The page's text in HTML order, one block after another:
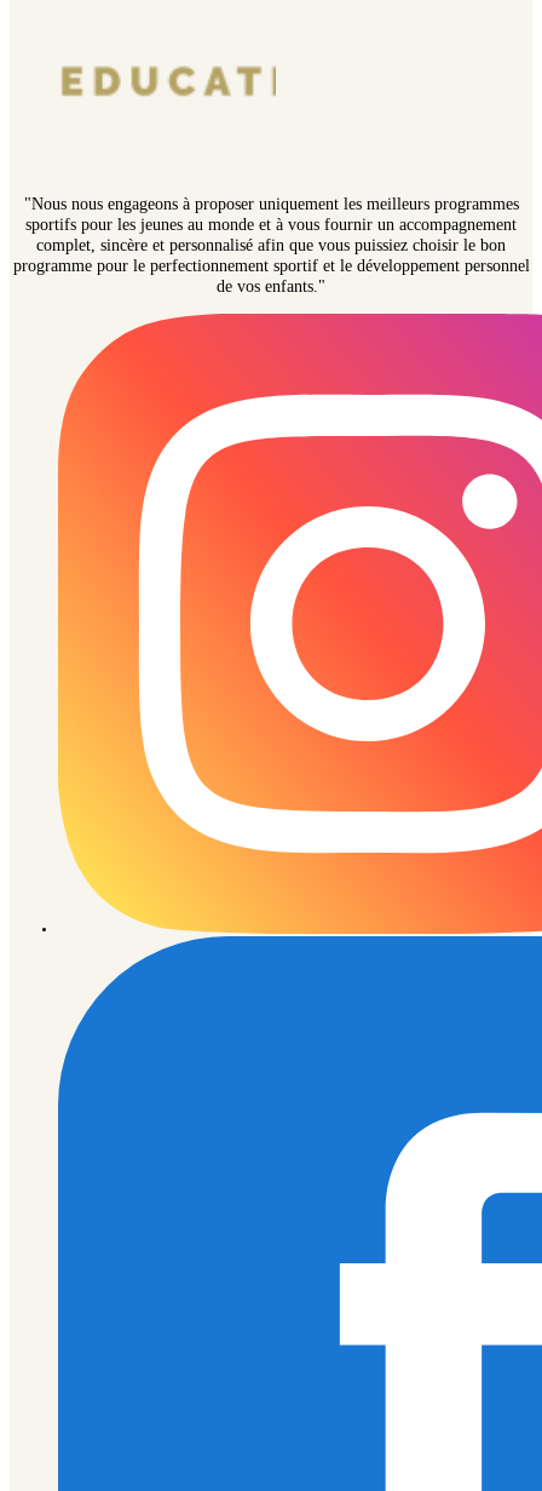
"Nous nous engageons à proposer uniquement les meilleurs programmes
sportifs pour les jeunes au monde et à vous fournir un accompagnement
complet, sincère et personnalisé afin que vous puissiez choisir le bon
programme pour le perfectionnement sportif et le développement personnel
de vos enfants."